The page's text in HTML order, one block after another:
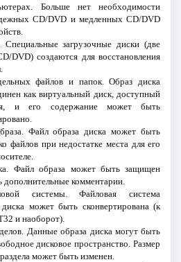
Больше нет необходимости
CD/DVD и медленных CD/DVD
Специальные загрузочные диски (две
DVD) создаются для восстановления
файлов и папок. Образ диска
как виртуальный диск, доступный
и его содержание может быть
Файл образа диска может быть
файлов при недостатке места для его
Файл образа может быть защищен
дополнительные комментарии.
системы. Файловая система
диска может быть сконвертирована (к
и наоборот).
Данные образа диска могут быть
дисковое пространство. Размер
может быть изменен.